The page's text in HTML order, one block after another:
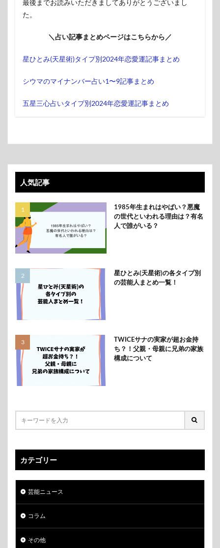
最後までお読みいただきましてありがとうございまし
た。
＼占い記事まとめページはこちらから／
星ひとみ(天星術)タイプ別2024年恋愛運記事まとめ
シウマのマイナンバー占い1〜9記事まとめ
五星三心占いタイプ別2024年恋愛運記事まとめ
人気記事
1985年生まれはやばい？悪魔
の世代といわれる理由は？有名
人で誰がいる？
星ひとみ(天星術)の各タイプ別
の芸能人まとめ一覧！
TWICEサナの実家が超お金持
ち？！父親・母親に兄弟の家族
構成について
カテゴリー
芸能ニュース
コラム
その他